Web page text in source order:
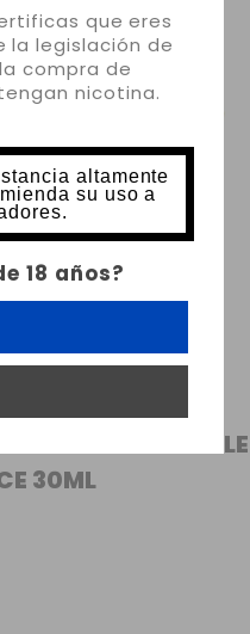
que eres
la legislación de
compra de
nicotina.
altamente
su uso a
18 años?
30ML